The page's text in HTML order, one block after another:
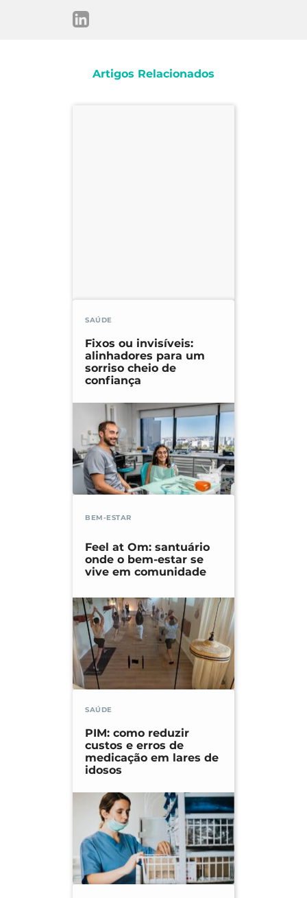
Artigos Relacionados
SAÚDE
Fixos ou invisíveis:
alinhadores para um
sorriso cheio de
confiança
BEM-ESTAR
Feel at Om: santuário
onde o bem-estar se
vive em comunidade
SAÚDE
PIM: como reduzir
custos e erros de
medicação em lares de
idosos